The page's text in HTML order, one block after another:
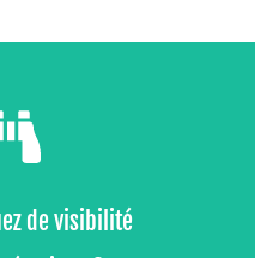
de visibilité
en temps réel,
stocks ou la charge...